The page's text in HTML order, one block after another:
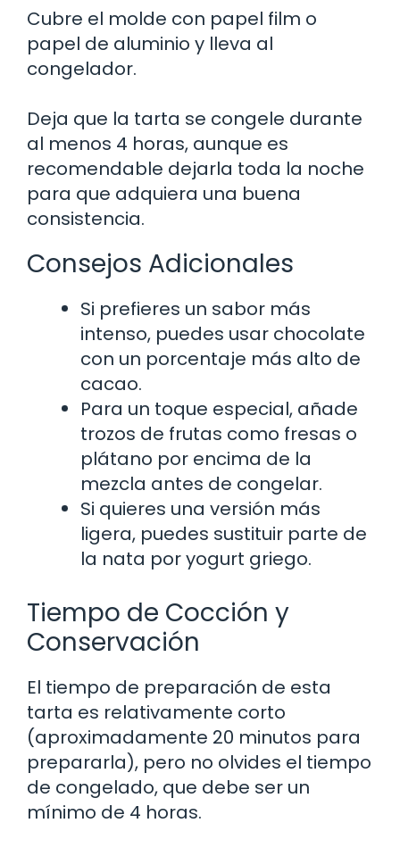
Cubre el molde con papel film o
papel de aluminio y lleva al
congelador.
Deja que la tarta se congele durante
al menos 4 horas, aunque es
recomendable dejarla toda la noche
para que adquiera una buena
consistencia.
Consejos Adicionales
Si prefieres un sabor más
intenso, puedes usar chocolate
con un porcentaje más alto de
cacao.
Para un toque especial, añade
trozos de frutas como fresas o
plátano por encima de la
mezcla antes de congelar.
Si quieres una versión más
ligera, puedes sustituir parte de
la nata por yogurt griego.
Tiempo de Cocción y
Conservación
El tiempo de preparación de esta
tarta es relativamente corto
(aproximadamente 20 minutos para
prepararla), pero no olvides el tiempo
de congelado, que debe ser un
mínimo de 4 horas.